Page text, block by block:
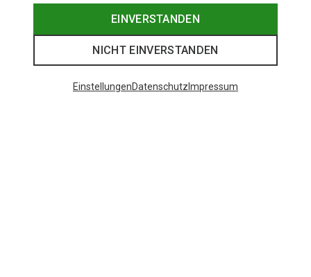
EINVERSTANDEN
NICHT EINVERSTANDEN
EinstellungenDatenschutz Impressum